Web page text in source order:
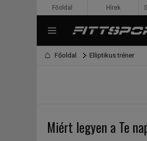
Főoldal Elliptikus tréner
Miért legyen a Te
Főoldal Hírek